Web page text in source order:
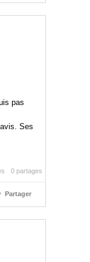
pas
Ses
0 partages
Partager